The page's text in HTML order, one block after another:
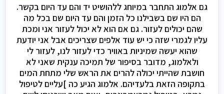
גם אלמוג התחבר במיוחג ללהושיט יד והם עד היום בקשר.
הם היו שם בשבילנו כל הזמן והם עד היום שם בכל מה
שהם יכולים לעזור. גם אם הוא לא יכול לעזור אני ומכת
עליו לגמרי שזה כי יש עוד אלפים שצריכים אבל אני יודעת
שהוא יעשה שמיניות באוויר כדי לעזור לנו, לעזור לי
ולאלמוג, מדובר בסיפור של תמיכה ענקית שאני לא
חושבת שהייתי יכולה להרים את הראש שלי מתחת המים
בתקופה הזאת בלעדיהם. אלמוג הגיע כה ]עליים לטיפול